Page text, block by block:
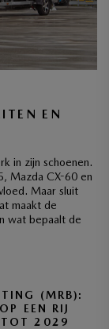
EN
in zijn schoenen.
Mazda CX-60 en
Maar sluit
maakt de
wat bepaalt de
(MRB):
EEN RIJ
2029